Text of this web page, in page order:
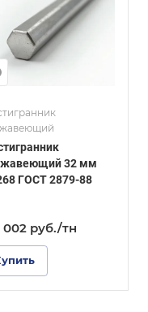
32 мм
ГОСТ 2879-88
002 руб./тн
ГОСТ, ТУ
ASTM A276
Технология
изготовления
100